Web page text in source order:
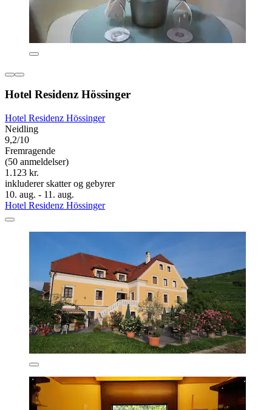
Hotel Residenz Hössinger
Hotel Residenz Hössinger
Neidling
9,2/10
Fremragende
(50 anmeldelser)
1.123 kr.
inkluderer skatter og gebyrer
10. aug. - 11. aug.
Hotel Residenz Hössinger